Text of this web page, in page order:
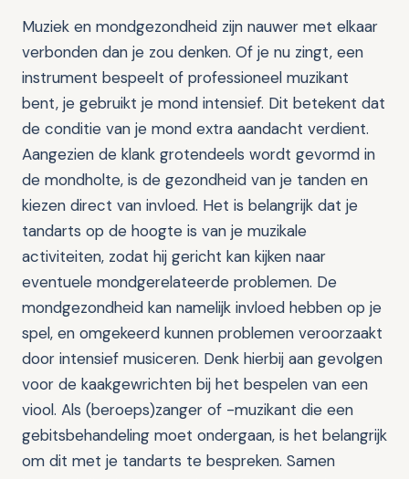
Muziek en mondgezondheid zijn nauwer met elkaar
verbonden dan je zou denken. Of je nu zingt, een
instrument bespeelt of professioneel muzikant
bent, je gebruikt je mond intensief. Dit betekent dat
de conditie van je mond extra aandacht verdient.
Aangezien de klank grotendeels wordt gevormd in
de mondholte, is de gezondheid van je tanden en
kiezen direct van invloed. Het is belangrijk dat je
tandarts op de hoogte is van je muzikale
activiteiten, zodat hij gericht kan kijken naar
eventuele mondgerelateerde problemen. De
mondgezondheid kan namelijk invloed hebben op je
spel, en omgekeerd kunnen problemen veroorzaakt
door intensief musiceren. Denk hierbij aan gevolgen
voor de kaakgewrichten bij het bespelen van een
viool. Als (beroeps)zanger of -muzikant die een
gebitsbehandeling moet ondergaan, is het belangrijk
om dit met je tandarts te bespreken. Samen